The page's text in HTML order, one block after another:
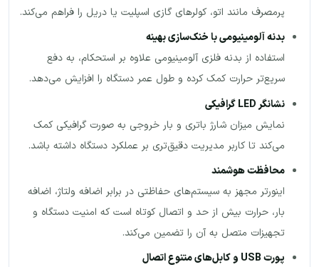
پرمصرف مانند اتو، کولرهای گازی اسپلیت یا دریل را فراهم می‌کند.
بدنه آلومینیومی با خنک‌سازی بهینه
استفاده از بدنه فلزی آلومینیومی علاوه بر استحکام، به دفع
سریع‌تر حرارت کمک کرده و طول عمر دستگاه را افزایش می‌دهد.
نشانگر
گرافیکی
نمایش میزان شارژ باتری و بار خروجی به صورت گرافیکی کمک
می‌کند تا کاربر مدیریت دقیق‌تری بر عملکرد دستگاه داشته باشد.
محافظت هوشمند
اینورتر مجهز به سیستم‌های حفاظتی در برابر اضافه ولتاژ، اضافه
بار، حرارت بیش از حد و اتصال کوتاه است که امنیت دستگاه و
تجهیزات متصل به آن را تضمین می‌کند.
پورت
و کابل‌های متنوع اتصال